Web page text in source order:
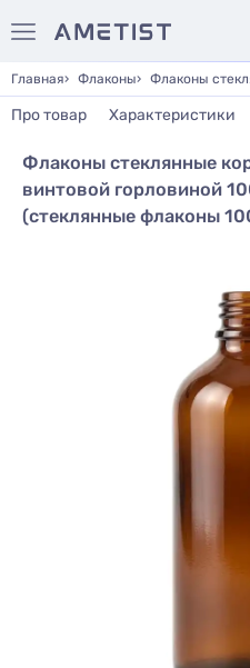
Главная Флаконы Флаконы
Про товар Характеристики
Флаконы стеклянные
винтовой горловиной
(стеклянные флаконы